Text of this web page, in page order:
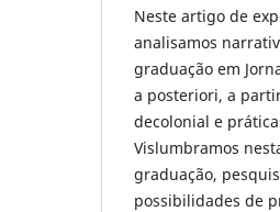
Neste artigo de
analisamos
graduação em
a posteriori, a
decolonial e
Vislumbramos
graduação,
possibilidades de